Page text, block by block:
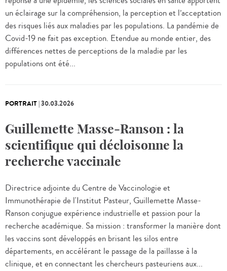
un éclairage sur la compréhension, la perception et l’acceptation
des risques liés aux maladies par les populations. La pandémie de
Covid-19 ne fait pas exception. Etendue au monde entier, des
différences nettes de perceptions de la maladie par les
populations ont été...
PORTRAIT|30.03.2026
Guillemette Masse-Ranson : la
scientifique qui décloisonne la
recherche vaccinale
Directrice adjointe du Centre de Vaccinologie et
Immunothérapie de l'Institut Pasteur, Guillemette Masse-
Ranson conjugue expérience industrielle et passion pour la
recherche académique. Sa mission : transformer la manière dont
les vaccins sont développés en brisant les silos entre
départements, en accélérant le passage de la paillasse à la
clinique, et en connectant les chercheurs pasteuriens aux...